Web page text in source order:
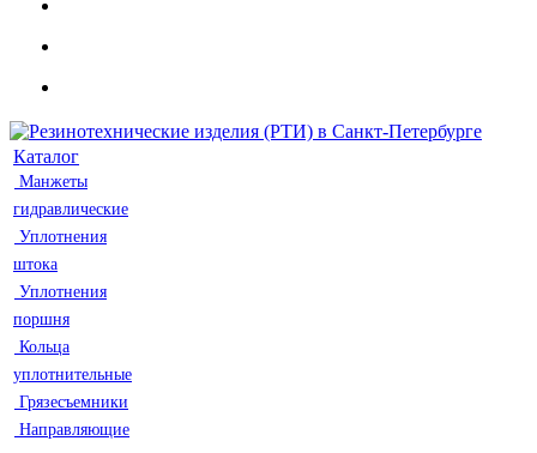
Каталог
Манжеты
гидравлические
Уплотнения
штока
Уплотнения
поршня
Кольца
уплотнительные
Грязесъемники
Направляющие